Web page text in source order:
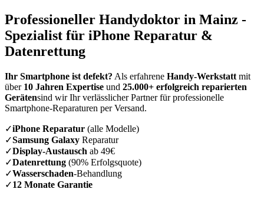
Professioneller Handydoktor in Mainz -
Spezialist für iPhone Reparatur &
Datenrettung
Ihr Smartphone ist defekt? Als erfahrene Handy-Werkstatt mit
über10 Jahren Expertise und 25.000+ erfolgreich reparierten
Gerätensind wir Ihr verlässlicher Partner für professionelle
Smartphone-Reparaturen per Versand.
✓iPhone Reparatur (alle Modelle)
✓Samsung Galaxy Reparatur
✓Display-Austausch ab 49€
✓Datenrettung (90% Erfolgsquote)
✓Wasserschaden-Behandlung
✓12 Monate Garantie